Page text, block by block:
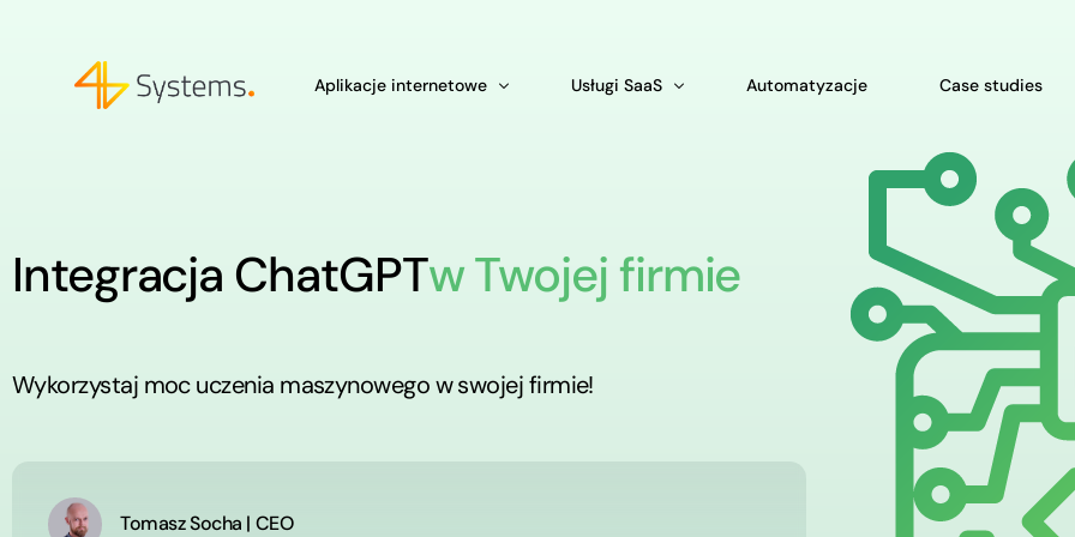
Aplikacje internetowe
Chatboty AI dla firm
Wzmocnienia Zespołu IT: Outsourcing Programistów
Tworzenie aplikacji w Python – Python Web Development
Aplikacja dla merchandiserów
System ogłoszeń online
Elektroniczne wnioski urlopowe – Aplikacja
System obsługi kibiców dla klubów
Usługi SaaS
Bookable – System rezerwacyjny dla hoteli
LegallyCRM – System dla prawników
Automatyzacje Case studies
Integracja ChatGPTw Twojej firmie
Wykorzystaj moc uczenia maszynowego w swojej firmie!
Tomasz Socha | CEO